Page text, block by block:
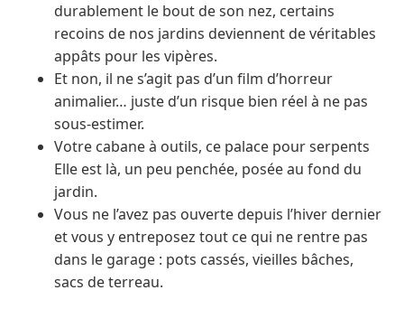
durablement le bout de son nez, certains
recoins de nos jardins deviennent de véritables
appâts pour les vipères.
Et non, il ne s’agit pas d’un film d’horreur
animalier… juste d’un risque bien réel à ne pas
sous-estimer.
Votre cabane à outils, ce palace pour serpents
Elle est là, un peu penchée, posée au fond du
jardin.
Vous ne l’avez pas ouverte depuis l’hiver dernier
et vous y entreposez tout ce qui ne rentre pas
dans le garage : pots cassés, vieilles bâches,
sacs de terreau.